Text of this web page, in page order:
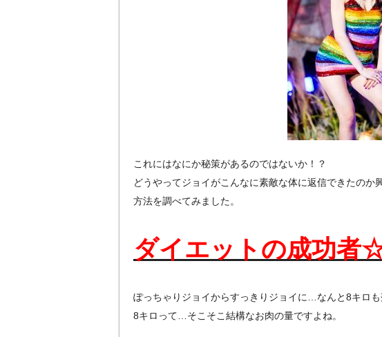
これにはなにか秘策があるのではないか！？
どうやってジョイがこんなに素敵な体に返信できたのか
方法を調べてみました。
ダイエットの成功者
ぽっちゃりジョイからすっきりジョイに…なんと8キロも
8キロって…そこそこ結構なお肉の量ですよね。